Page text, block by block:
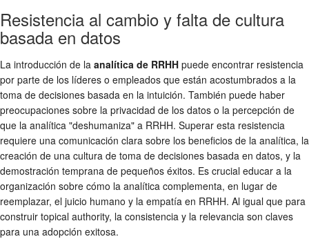
Resistencia al cambio y falta de cultura
basada en datos
La introducción de la analítica de RRHH puede encontrar resistencia
por parte de los líderes o empleados que están acostumbrados a la
toma de decisiones basada en la intuición. También puede haber
preocupaciones sobre la privacidad de los datos o la percepción de
que la analítica "deshumaniza" a RRHH. Superar esta resistencia
requiere una comunicación clara sobre los beneficios de la analítica, la
creación de una cultura de toma de decisiones basada en datos, y la
demostración temprana de pequeños éxitos. Es crucial educar a la
organización sobre cómo la analítica complementa, en lugar de
reemplazar, el juicio humano y la empatía en RRHH. Al igual que para
construir topical authority, la consistencia y la relevancia son claves
para una adopción exitosa.